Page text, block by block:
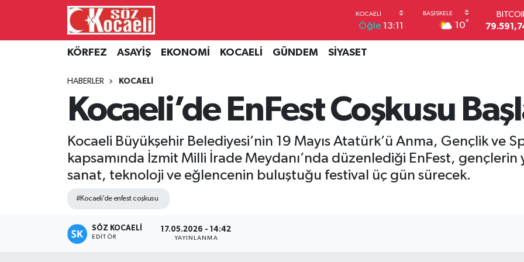
Öğle 13:11 10°
79.591,74
KÖRFEZ ASAYİŞ EKONOMİ KOCAELİ GÜNDEM SİYASET
HABERLER KOCAELİ
Kocaeli’de EnFest Coşkusu
Kocaeli Büyükşehir Belediyesi’nin 19 Mayıs Atatürk’ü Anma, Gençlik ve
kapsamında İzmit Milli İrade Meydanı’nda düzenlediği EnFest, gençlerin
sanat, teknoloji ve eğlencenin buluştuğu festival üç gün sürecek.
#Kocaeli’de enfest coşkusu
SÖZ KOCAELI
EDITÖR
17.05.2026 - 14:42
YAYINLANMA
Kocaeli Nöbetçi Eczaneler
Kocaeli Namaz Vakitleri
Kocaeli Trafik Yoğunluk Haritası
Süper Lig Puan Durumu ve Fikstür
Tüm Manşetler
Son Dakika Haberleri